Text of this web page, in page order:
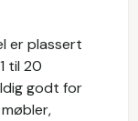
er plassert
til 20
godt for